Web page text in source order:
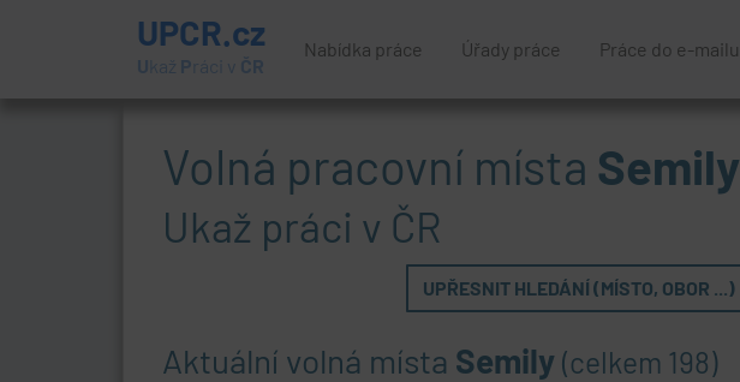
UPCR.cz
U kaž P ráci v ČR
Nabídka práce Úřady práce Práce do e-mailu
Volná pracovní místa Semily
Ukaž práci v ČR
UPŘESNIT HLEDÁNÍ (MÍSTO, OBOR ...)
Aktuální volná místa Semily (celkem 198)